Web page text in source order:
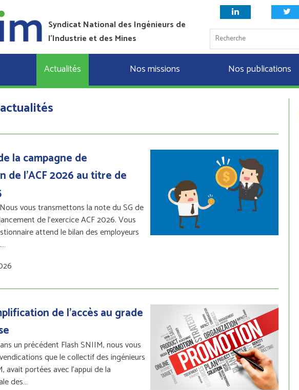
Syndicat National des Ingénieurs de
l'Industrie et des Mines
Actualités Nos missions Nos publications
la campagne de
de l'ACF 2026 au titre de
vous transmettons la note du SG de
de l'exercice ACF 2026. Vous
attend le bilan des employeurs
de l’accès au grade
un précédent Flash SNIIM, nous vous
que le collectif des ingénieurs
avait portées avec l’appui de la
des…